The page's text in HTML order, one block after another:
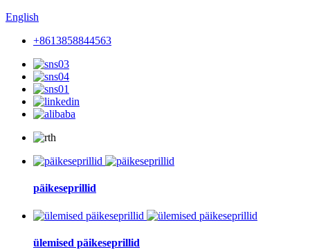
English
+8613858844563
päikeseprillid
ülemised päikeseprillid